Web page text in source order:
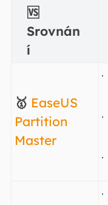
🆚
Srovnán
í
🥇 EaseUS
Partition
Master